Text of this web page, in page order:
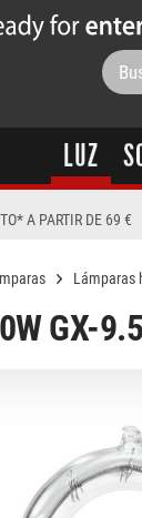
LUZ
* A PARTIR DE 69 €
Lámparas
GX-